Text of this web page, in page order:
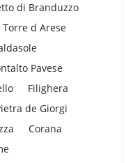
di Branduzzo
Torre d Arese
Pavese
Filighera
de Giorgi
Corana